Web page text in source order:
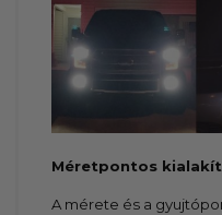
Méretpontos
A mérete és a